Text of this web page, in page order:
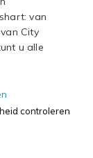
van
City
u alle
controleren